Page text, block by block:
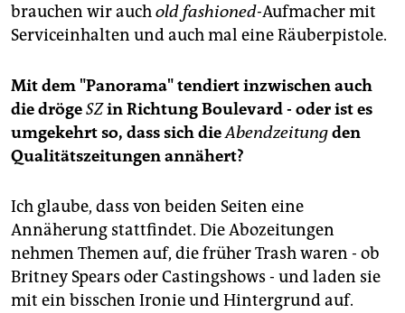
brauchen wir auchold fashioned-Aufmacher mit
Serviceinhalten und auch mal eine Räuberpistole.
Mit dem "Panorama" tendiert inzwischen auch
die drögeSZin Richtung Boulevard - oder ist es
umgekehrt so, dass sich dieAbendzeitungden
Qualitätszeitungen annähert?
Ich glaube, dass von beiden Seiten eine
Annäherung stattfindet. Die Abozeitungen
nehmen Themen auf, die früher Trash waren - ob
Britney Spears oder Castingshows - und laden sie
mit ein bisschen Ironie und Hintergrund auf.